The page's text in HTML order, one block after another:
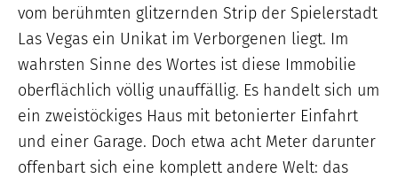
vom berühmten glitzernden Strip der Spielerstadt
Las Vegas ein Unikat im Verborgenen liegt. Im
wahrsten Sinne des Wortes ist diese Immobilie
oberflächlich völlig unauffällig. Es handelt sich um
ein zweistöckiges Haus mit betonierter Einfahrt
und einer Garage. Doch etwa acht Meter darunter
offenbart sich eine komplett andere Welt: das